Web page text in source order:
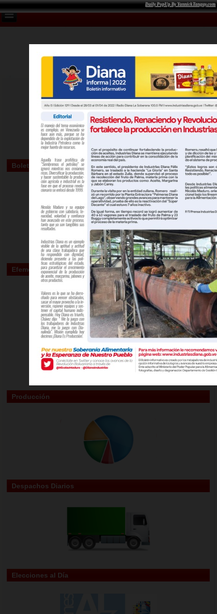
Daily PopUp By YannickTanguy.com
Boletin Informativo
Efemérides
Producción
Despachos Diarios
Elecciones al Día